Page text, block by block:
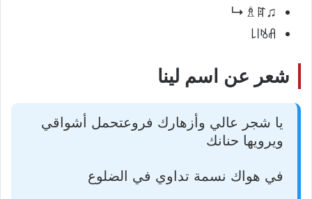
♫ꍏ♗↳
ꂚꋬ꒐꒒
شعر عن اسم لينا
يا شجر عالي وأزهارك فروعتحمل أشواقي
ويرويها حنانك
في هواك نسمة تداوي في الضلوع